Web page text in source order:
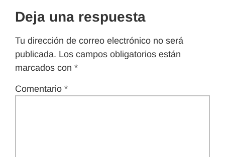
Deja una respuesta
Tu dirección de correo electrónico no será
publicada. Los campos obligatorios están
marcados con *
Comentario *